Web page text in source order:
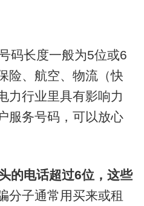
长度一般为5位或6
险、航空、物流（快
力行业里具有影响力
服务号码，可以放心
的电话超过6位，这些
分子通常用买来或租